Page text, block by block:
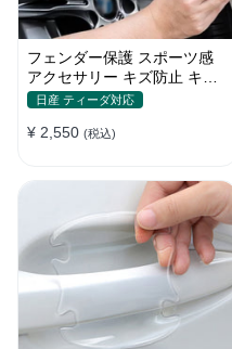
フェンダー保護 スポーツ感
アクセサリー キズ防止 キズ
隠し プロテクションステッカ
日産 ティーダ対応
¥ 2,550 (税込)